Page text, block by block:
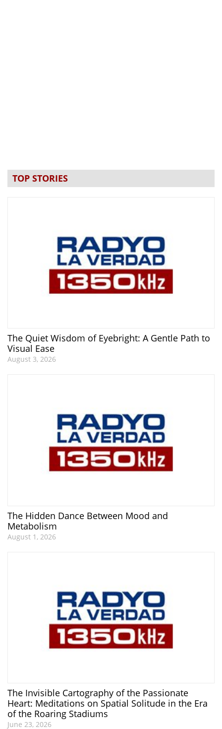
TOP STORIES
The Quiet Wisdom of Eyebright: A Gentle Path to
Visual Ease
August 3, 2026
The Hidden Dance Between Mood and
Metabolism
August 1, 2026
The Invisible Cartography of the Passionate
Heart: Meditations on Spatial Solitude in the Era
of the Roaring Stadiums
June 23, 2026